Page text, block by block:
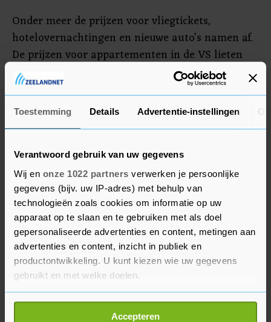
Toestemming Details Advertentie-instellingen
Verantwoord gebruik van uw gegevens
Wij en onze 1022 partners verwerken je persoonlijke
gegevens (bijv. uw IP-adres) met behulp van
technologieën zoals cookies om informatie op uw
apparaat op te slaan en te gebruiken met als doel
gepersonaliseerde advertenties en content, metingen aan
advertenties en content, inzicht in publiek en
productontwikkeling. U kunt kiezen wie uw gegevens
gebruikt en met welke doelen.
Als u het toestaat, willen we ook graag:
Accepteren
Onder meer de prijzen voor vliegtickets,
hotelovernachtingen en nieuwe auto’s namen af.
De prijzen voor appartementen in de VS lieten
zelfs de grootste daling ooit zien. De kosten voor
wonen stegen wel met 0,4 procent. Dat is wel de
kleinste stijging in ruim een jaar tijd.